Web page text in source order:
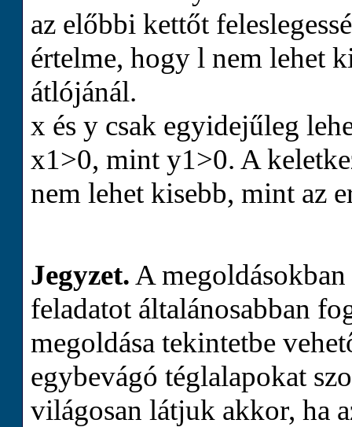
az előbbi kettőt
értelme, hogy l nem lehet
átlójánál.
x és y csak egyidejűleg
x1>0, mint y1>0. A
nem lehet kisebb, mint az
Jegyzet. A
feladatot általánosabban
megoldása tekintetbe
egybevágó téglalapokat
világosan látjuk akkor, ha